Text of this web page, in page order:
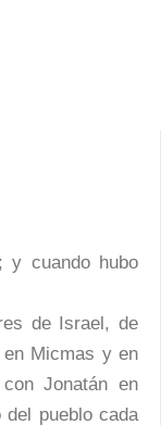
y cuando hubo
de Israel, de
Micmas y en
Jonatán en
pueblo cada